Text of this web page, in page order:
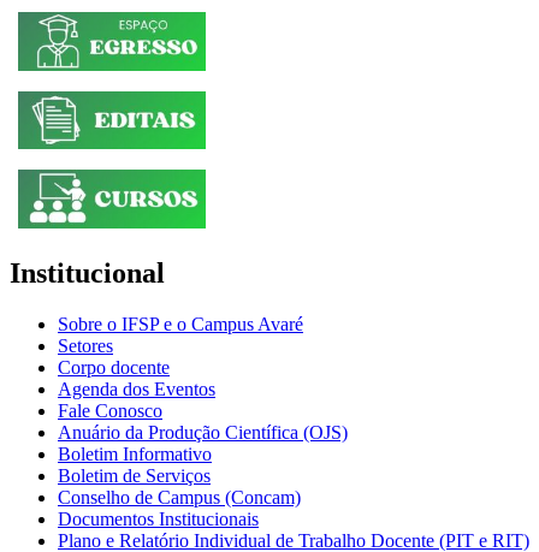
Institucional
Sobre o IFSP e o Campus Avaré
Setores
Corpo docente
Agenda dos Eventos
Fale Conosco
Anuário da Produção Científica (OJS)
Boletim Informativo
Boletim de Serviços
Conselho de Campus (Concam)
Documentos Institucionais
Plano e Relatório Individual de Trabalho Docente (PIT e RIT)